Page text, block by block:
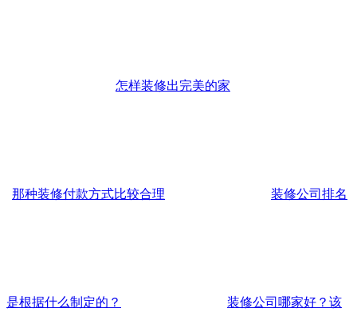
怎样装修出完美的家
那种装修付款方式比较合理 装修公司排名
是根据什么制定的？ 装修公司哪家好？该